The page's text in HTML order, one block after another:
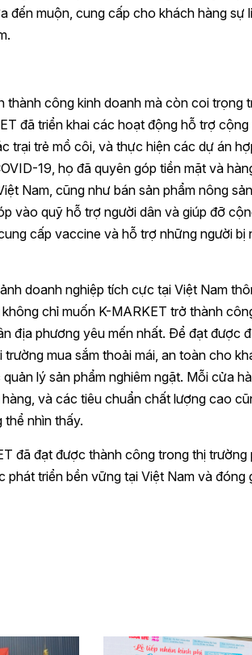
đến muộn, cung cấp cho khách hàng sự
thành công kinh doanh mà còn coi trọng
đã triển khai các hoạt động hỗ trợ
trại trẻ mồ côi, và thực hiện các dự án
19, họ đã quyên góp tiền mặt và
Nam, cũng như bán sản phẩm nông
vào quỹ hỗ trợ người dân và giúp đỡ
cấp vaccine và hỗ trợ những người bị
doanh nghiệp tích cực tại Việt Nam
chỉ muốn K-MARKET trở thành
địa phương yêu mến nhất. Để đạt được
mua sắm thoải mái, an toàn cho
lý sản phẩm nghiêm ngặt. Mỗi cửa
và các tiêu chuẩn chất lượng cao
nhìn thấy.
đã đạt được thành công trong thị trường
phát triển bền vững tại Việt Nam và đóng